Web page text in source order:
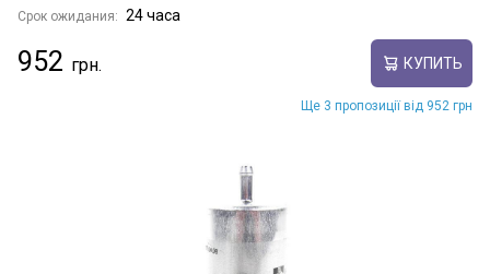
Срок ожидания: 24 часа
952 КУПИТЬ
Ще 3 пропозиції від 952 грн